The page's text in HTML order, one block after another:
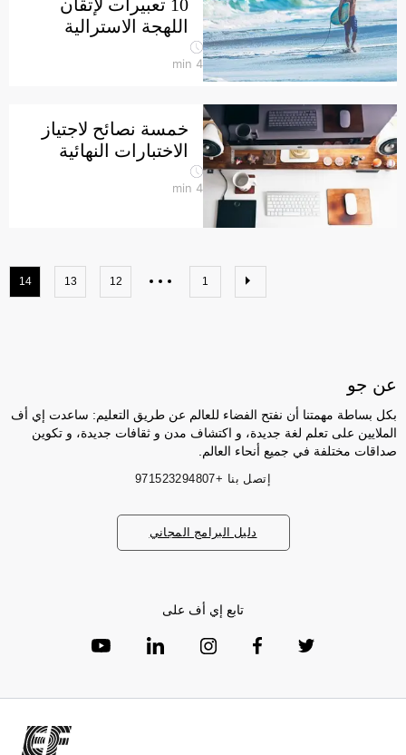
10 تعبيرات لإتقان
اللهجة الاسترالية
4
min
خمسة نصائح لاجتياز
الاختبارات النهائية
4
min
1
12
13
14
عن جو
بكل بساطة مهمتنا أن نفتح الفضاء للعالم عن طريق التعليم: ساعدت إي أف
الملايين على تعلم لغة جديدة، و اكتشاف مدن و ثقافات جديدة، و تكوين
صداقات مختلفة في جميع أنحاء العالم.
إتصل بنا +971523294807
دليل البرامج المجاني
تابع إي أف على